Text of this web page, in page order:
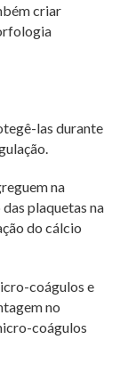
criar
las durante
na
plaquetas na
do cálcio
coágulos e
no
coágulos